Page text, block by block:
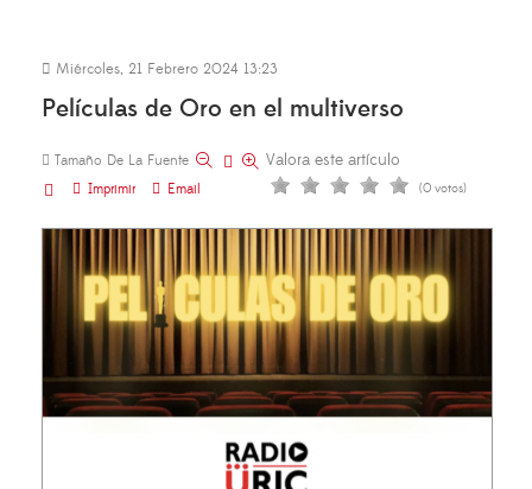
Miércoles, 21 Febrero 2024 13:23
Películas de Oro en el multiverso
Tamaño De La Fuente
Imprimir
Email
Valora este artículo
(0 votos)